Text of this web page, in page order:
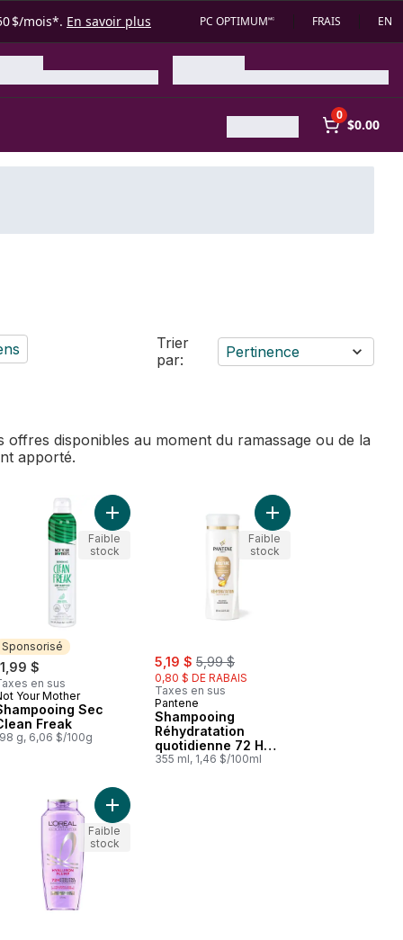
$/mois*. En savoir plus PC OPTIMUM🅪 FRAIS EN
0
$0.00
Trier
par:
Pertinence
disponibles au moment du ramassage ou de la
apporté.
talk contrôle-frisottis gel de modelage au panier
Sponsorisé
$
en sus
Your Mother
Sec
Freak
g, 6,06 $/100g
Ajouter Shampooing Sec Clean Freak au panier
Faible
stock
sale:
5,19 $ , formerly:
5,99 $
0,80 $ DE RABAIS
Taxes en sus
Pantene
Shampooing
Réhydratation
quotidienne 72 H
d’hydratation
355 ml, 1,46 $/100ml
Ajouter Shampooing
Faible
stock
luxuriante au panier
l'hydratation et 24 heures de contrôle des frisottis au panier
Classique au panier
Ajouter Hyaluron Plump Shampoing Hydratant,
Faible
stock